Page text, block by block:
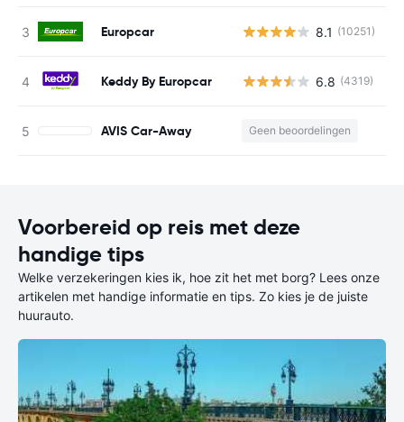
Europcar 8.1 (10251)
Keddy By Europcar 6.8 (4319)
AVIS Car-Away Geen beoordelingen
Voorbereid op reis met deze
handige tips
Welke verzekeringen kies ik, hoe zit het met borg? Lees onze
artikelen met handige informatie en tips. Zo kies je de juiste
huurauto.